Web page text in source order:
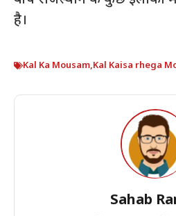
है।
Kal Ka Mousam,Kal Kaisa rhega
Sahab